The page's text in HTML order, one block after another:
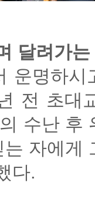
달려가
운명하
전 초대
수난 후
자에게
다.